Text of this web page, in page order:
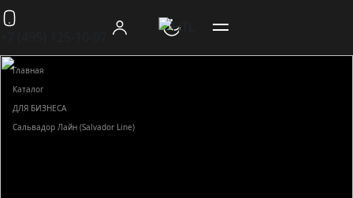
Главная
Каталог
ДЛЯ БИЗНЕСА
Сальвадор Лайн (Salvador Line)